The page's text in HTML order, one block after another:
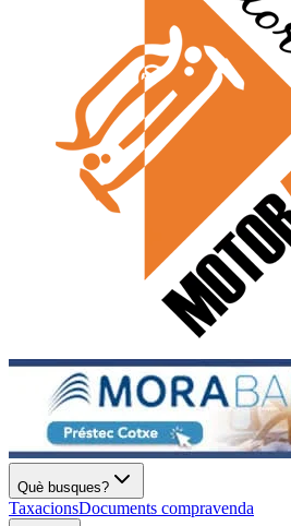
Què busques?
TaxacionsDocuments compravenda